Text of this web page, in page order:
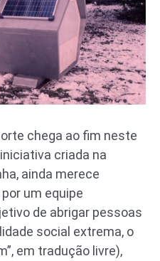
chega ao fim neste
criada na
ainda merece
um equipe
de abrigar pessoas
social extrema, o
em tradução livre),